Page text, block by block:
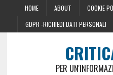
HOME ABOUT COOKIE
GDPR -RICHIEDI DATI PERSONALI
PER